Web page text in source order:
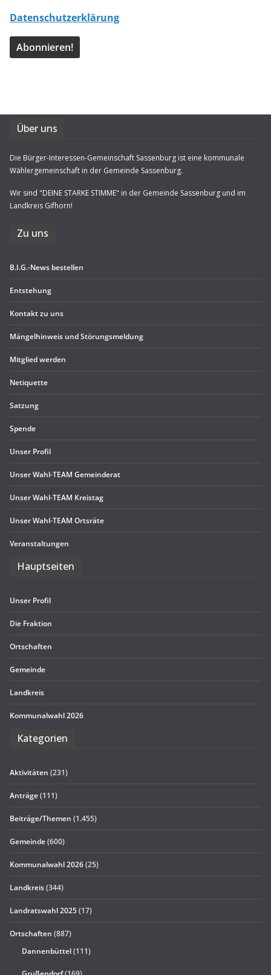
Datenschutzerklärung
Über uns
Die Bürger-Interessen-Gemeinschaft Sassenburg ist eine kommunale
Wählergemeinschaft in der Gemeinde Sassenburg.
Wir sind "DEINE STARKE STIMME" in der Gemeinde Sassenburg und im
Landkreis Gifhorn!
Zu uns
B.I.G.-News bestel­len
Ent­ste­hung
Kon­takt zu uns
Män­gel­hin­weis und Störungsmeldung
Mit­glied werden
Neti­quette
Sat­zung
Spende
Unser Pro­fil
Unser Wahl-TEAM Gemeinderat
Unser Wahl-TEAM Kreistag
Unser Wahl-TEAM Ortsräte
Ver­an­stal­tun­gen
Haupt­sei­ten
Unser Pro­fil
Die Frak­tion
Ort­schaf­ten
Gemeinde
Land­kreis
Kom­mu­nal­wahl 2026
Kate­go­rien
Aktivitäten (231)
Anträge(111)
Beiträge/Themen (1.455)
Gemeinde(600)
Kommunalwahl 2026(25)
Landkreis(344)
Landratswahl 2025(17)
Ortschaften (887)
Dannenbüttel(111)